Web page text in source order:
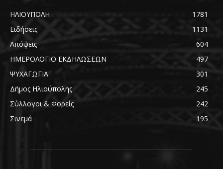
ΗΛΙΟΥΠΟΛΗ
1781
Ειδήσεις
1131
Απόψεις
604
ΗΜΕΡΟΛΟΓΙΟ ΕΚΔΗΛΩΣΕΩΝ
497
ΨΥΧΑΓΩΓΙΑ
301
Δήμος Ηλιούπολης
245
Σύλλογοι & Φορείς
242
Σινεμά
195